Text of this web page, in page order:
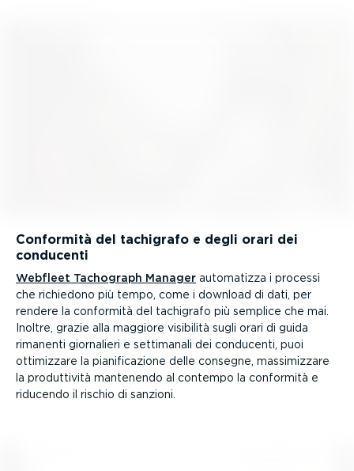
Conformità del tachigrafo e degli orari dei
conducenti
Webfleet Tachograph Manager automatizza i processi
che richiedono più tempo, come i download di dati, per
rendere la conformità del tachigrafo più semplice che mai.
Inoltre, grazie alla maggiore visibilità sugli orari di guida
rimanenti giornalieri e settimanali dei conducenti, puoi
ottimizzare la piani­fi­ca­zione delle consegne, massi­mizzare
la produt­tività mantenendo al contempo la conformità e
riducendo il rischio di sanzioni.